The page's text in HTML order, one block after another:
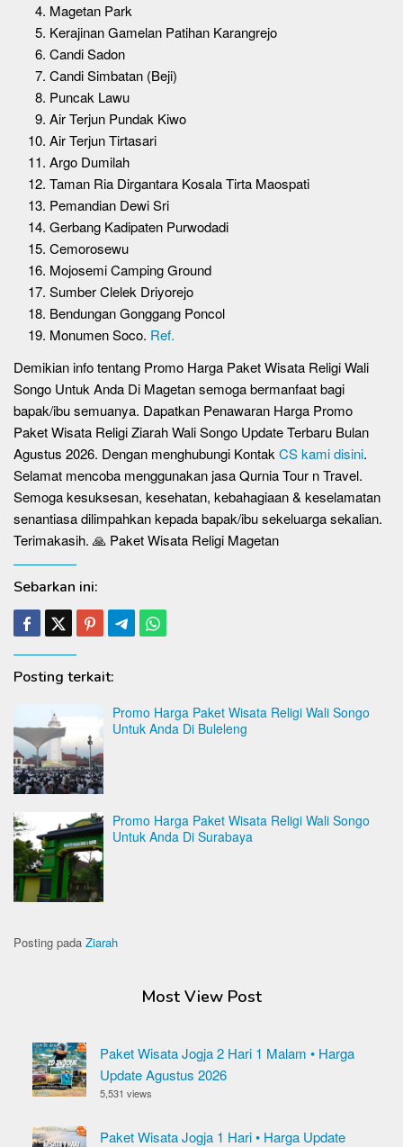
Magetan Park
Kerajinan Gamelan Patihan Karangrejo
Candi Sadon
Candi Simbatan (Beji)
Puncak Lawu
Air Terjun Pundak Kiwo
Air Terjun Tirtasari
Argo Dumilah
Taman Ria Dirgantara Kosala Tirta Maospati
Pemandian Dewi Sri
Gerbang Kadipaten Purwodadi
Cemorosewu
Mojosemi Camping Ground
Sumber Clelek Driyorejo
Bendungan Gonggang Poncol
Monumen Soco. Ref.
Demikian info tentang Promo Harga Paket Wisata Religi Wali
Songo Untuk Anda Di Magetan semoga bermanfaat bagi
bapak/ibu semuanya. Dapatkan Penawaran Harga Promo
Paket Wisata Religi Ziarah Wali Songo Update Terbaru Bulan
Agustus 2026. Dengan menghubungi Kontak CS kami disini.
Selamat mencoba menggunakan jasa Qurnia Tour n Travel.
Semoga kesuksesan, kesehatan, kebahagiaan & keselamatan
senantiasa dilimpahkan kepada bapak/ibu sekeluarga sekalian.
Terimakasih. 🙏 Paket Wisata Religi Magetan
Sebarkan ini:
Posting terkait:
Promo Harga Paket Wisata Religi Wali Songo
Untuk Anda Di Buleleng
Promo Harga Paket Wisata Religi Wali Songo
Untuk Anda Di Surabaya
Posting pada Ziarah
Most View Post
Paket Wisata Jogja 2 Hari 1 Malam • Harga
Update Agustus 2026
5,531 views
Paket Wisata Jogja 1 Hari • Harga Update